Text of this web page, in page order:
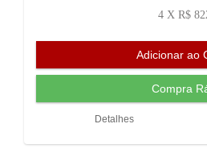
4 X R$
Detalhes